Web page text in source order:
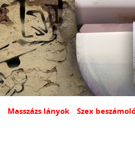
Masszázs lányok Szex